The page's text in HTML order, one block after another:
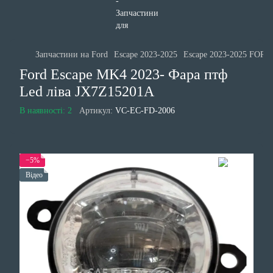
Запчастини на Ford Escape 2023-2025 Escape 2023-2025 FORD
Ford Escape MK4 2023- Фара птф
Led ліва JX7Z15201A
В наявності: 2 Артикул: VC-EC-FD-2006
−5%
Відео